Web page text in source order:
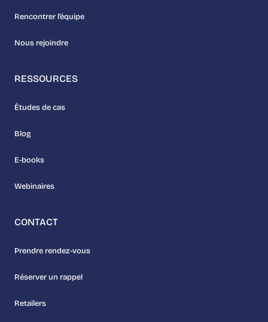
Rencontrer l’équipe
Nous rejoindre
RESSOURCES
Études de cas
Blog
E-books
Webinaires
CONTACT
Prendre rendez-vous
Réserver un rappel
Retailers